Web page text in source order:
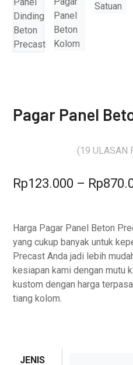
Pagar Panel
5.00dari 5
berdasarkan
(19 ULASAN
Rp123.000 – Rp
Harga Pagar Panel Beton
yang cukup banyak untuk
Precast Anda jadi lebih
kesiapan kami dengan mutu
kustom dengan harga
tiang kolom.
JENIS